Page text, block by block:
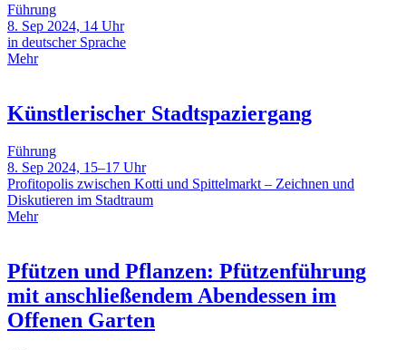
Führung
8. Sep 2024, 14 Uhr
in deutscher Sprache
Mehr
Künstlerischer Stadtspaziergang
Führung
8. Sep 2024, 15–17 Uhr
Profitopolis zwischen Kotti und Spittelmarkt – Zeichnen und
Diskutieren im Stadtraum
Mehr
Pfützen und Pflanzen: Pfützenführung
mit anschließendem Abendessen im
Offenen Garten